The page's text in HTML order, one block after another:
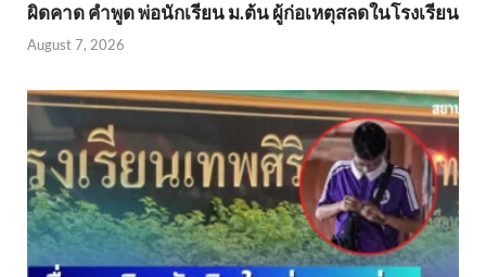
ผิดคาด คำพูด พ่อนักเรียน ม.ต้น ผู้ก่อเหตุสลดในโรงเรียน
August 7, 2026